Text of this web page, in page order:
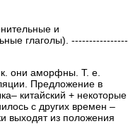
и
глаголы). ----------------
они аморфны. Т. е.
Предложение в
китайский + некоторые
с других времен –
выходят из положения